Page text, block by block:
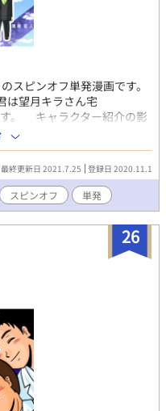
スピンオフ単発漫画です。
は望月キラさん宅
す。 キャラクター紹介の影
のです。 本編はこちら！ →
29384434
最終更新日 2021.7.25 登録日 2020.11.1
スピンオフ 単発
26